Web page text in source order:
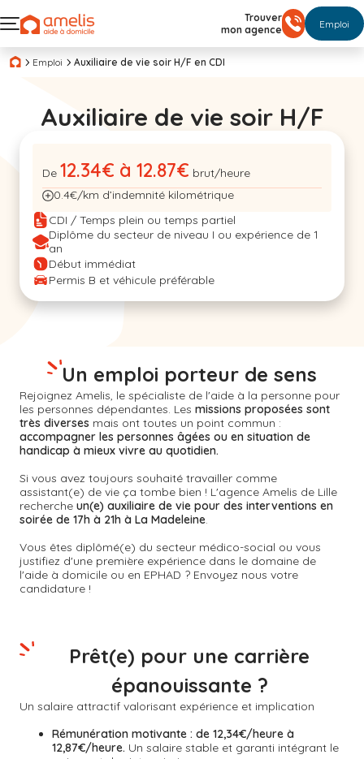
Trouver
mon agence
Emploi
Emploi Auxiliaire de vie soir H/F en CDI
Auxiliaire de vie soir H/F
De 12.34€ à 12.87€ brut/heure
0.4€/km d’indemnité kilométrique
CDI / Temps plein ou temps partiel
Diplôme du secteur de niveau I ou expérience de 1
an
Début immédiat
Permis B et véhicule préférable
Rejoignez Amelis, le spécialiste de l'aide à la personne pour
les personnes dépendantes. Les missions proposées sont
très diverses mais ont toutes un point commun :
accompagner les personnes âgées ou en situation de
handicap à mieux vivre au quotidien.
Si vous avez toujours souhaité travailler comme
assistant(e) de vie ça tombe bien ! L'agence Amelis de Lille
recherche un(e) auxiliaire de vie pour des interventions en
soirée de 17h à 21h à La Madeleine.
Vous êtes diplômé(e) du secteur médico-social ou vous
justifiez d'une première expérience dans le domaine de
l'aide à domicile ou en EPHAD ? Envoyez nous votre
candidature !
Un emploi porteur de sens
Un salaire attractif valorisant expérience et implication
Rémunération motivante : de 12,34€/heure à
12,87€/heure. Un salaire stable et garanti intégrant le
Prêt(e) pour une carrière
épanouissante ?